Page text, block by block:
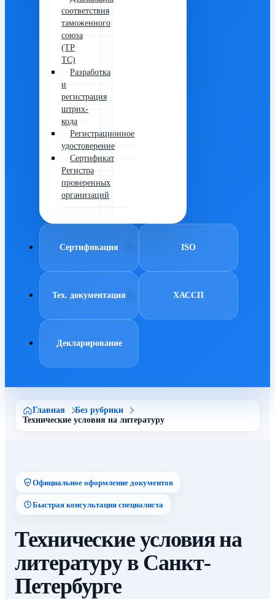
соответствия
таможенного
союза
(ТР
ТС)
Разработка
и
регистрация
штрих-
кода
Регистрационное
удостоверение
Сертификат
Регистра
проверенных
организаций
Сертификация ISO
Тех. документация ХАССП
Декларирование
Главная
Без рубрики
Технические условия на литературу
Официальное оформление документов
Быстрая консультация специалиста
Технические условия на
литературу в Санкт-
Петербурге